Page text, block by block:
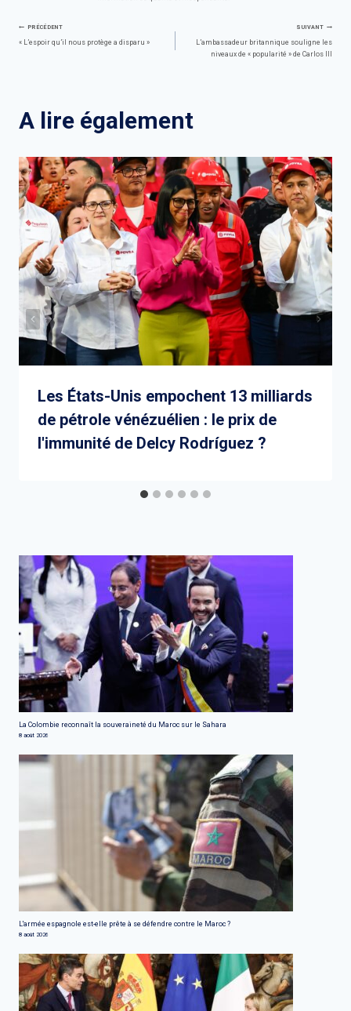
Navigation
PRÉCÉDENT
« L’espoir qu’il nous protège a disparu »
SUIVANT
L’ambassadeur britannique souligne les
niveaux de « popularité » de Carlos III
A lire également
Les États-Unis empochent 13 milliards
de pétrole vénézuélien : le prix de
l'immunité de Delcy Rodríguez ?
La Colombie reconnaît la souveraineté du Maroc sur le Sahara
8 août 2026
L'armée espagnole est-elle prête à se défendre contre le Maroc ?
8 août 2026